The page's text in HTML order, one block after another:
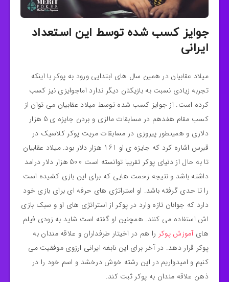
جوایز کسب شده توسط این استعداد
ایرانی
میلاد عقابیان در همین سال های ابتدایی ورود به پوکر با اینکه
تجربه زیادی نسبت به بازیکنان دیگر ندارد اماجوایزی نیز کسب
کرده است. از جوایز کسب شده توسط میلاد عقابیان می توان از
کسب مقام هفدهم در مسابقات مالزی و بردن جایزه ی 5 هزار
دلاری و همینطور پیروزی در مسابقات مریت پوکر کلاسیک در
قبرس اشاره کرد که جایزه ی او 161 هزار دلار بود. میلاد عقابیان
تا به حال از دنیای پوکر تقریبا توانسته است 500 هزار دلار درامد
داشته باشد و نتیجه زحمت هایی که برای این بازی کشیده است
را تا حدی گرفته باشد. او استراتژی های حرفه ای برای بازی خود
دارد که جوانان تازه وارد در پوکر از استراتژی های او و سبک بازی
اش استفاده می کنند. همچنین او گفته است شاید به زودی فیلم
هایآموزش پوکر را هم در اخیتار طرفداران و علاقه مندان به
پوکر قرار دهد. در آخر برای این نابغه ایرانی ارزوی موفقیت می
کنیم و امیدواریم در این رشته خوش درخشد و اسم خود را در
ذهن علاقه مندان به پوکر ثبت کند.